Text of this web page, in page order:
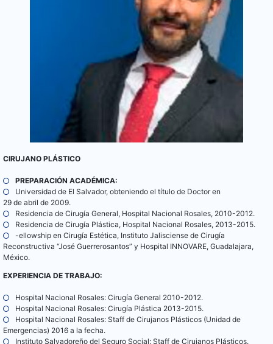
CIRUJANO PLÁSTICO
PREPARACIÓN ACADÉMICA:
Universidad de El Salvador, obteniendo el título de Doctor en
29 de abril de 2009.
Residencia de Cirugía General, Hospital Nacional Rosales, 2010-2012.
Residencia de Cirugía Plástica, Hospital Nacional Rosales, 2013-2015.
-ellowship en Cirugía Estética, Instituto Jalisciense de Cirugía
Reconstructiva “José Guerrerosantos” y Hospital INNOVARE, Guadalajara,
México.
EXPERIENCIA DE TRABAJO:
Hospital Nacional Rosales: Cirugía General 2010-2012.
Hospital Nacional Rosales: Cirugía Plástica 2013-2015.
Hospital Nacional Rosales: Staff de Cirujanos Plásticos (Unidad de
Emergencias) 2016 a la fecha.
Instituto Salvadoreño del Seguro Social: Staff de Cirujanos Plásticos.